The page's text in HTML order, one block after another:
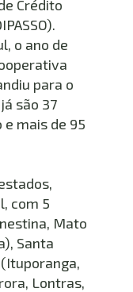
Crédito
o ano de
para o
são 37
mais de 95
com 5
Mato
Santa
Lontras,